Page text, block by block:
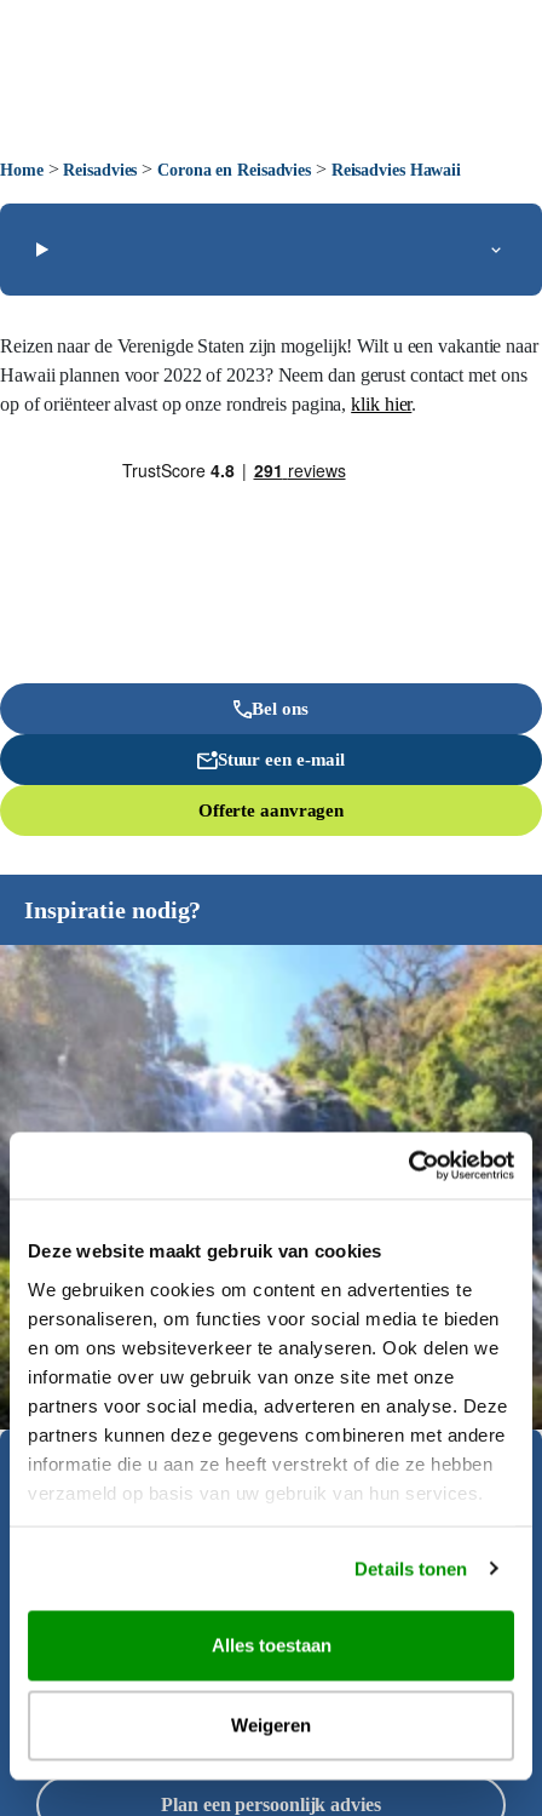
Deze website maakt gebruik van cookies
We gebruiken cookies om content en advertenties te
personaliseren, om functies voor social media te bieden
en om ons websiteverkeer te analyseren. Ook delen we
informatie over uw gebruik van onze site met onze
partners voor social media, adverteren en analyse. Deze
partners kunnen deze gegevens combineren met andere
informatie die u aan ze heeft verstrekt of die ze hebben
verzameld op basis van uw gebruik van hun services.
Details tonen
Alles toestaan
Weigeren
Home>Reisadvies >Corona en Reisadvies > Reisadvies Hawaii
Reizen naar de Verenigde Staten zijn mogelijk! Wilt u een vakantie naar
Hawaii plannen voor 2022 of 2023? Neem dan gerust contact met ons
op of oriënteer alvast op onze rondreis pagina,klik hier.
Bel ons
Stuur een e-mail
Offerte aanvragen
Inspiratie nodig?
Déanne Wetzels
Geïnspireerd geraakt?
Krijgt u al zin om op reis te gaan? Onze
Plan een persoonlijk advies